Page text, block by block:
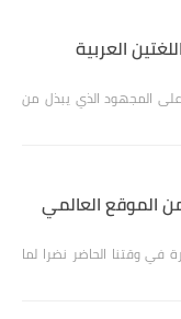
العربية
المجهود الذي يبذل من
الموقع العالمي
في وقتنا الحاضر نضرا لما